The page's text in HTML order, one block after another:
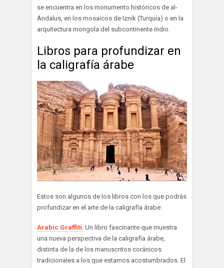
se encuentra en los monumento históricos de al-
Ándalus, en los mosaicos de Iznik (Turquía) o en la
arquitectura mongola del subcontinente indio.
Libros para profundizar en
la caligrafía árabe
Estos son algunos de los libros con los que podrás
profundizar en el arte de la caligrafía árabe:
Arabic Graffiti. Un libro fascinante que muestra
una nueva perspectiva de la caligrafía árabe,
distinta de la de los manuscritos coránicos
tradicionales a los que estamos acostumbrados. El